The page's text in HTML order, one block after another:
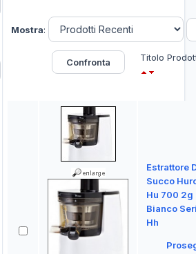
Mostra:
Titolo
Estrattore
Succo
Hu 700 2g
Bianco
Hh